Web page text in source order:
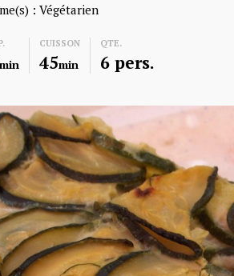
:Végétarien
min
CUISSON
45min
QTE.
6 pers.